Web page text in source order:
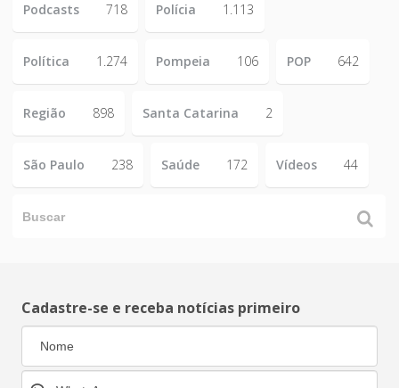
Podcasts
718 Polícia 1.113
Política 1.274 Pompeia 106 POP 642
Região 898 Santa Catarina 2
São Paulo 238 Saúde 172 Vídeos 44
Cadastre-se e receba notícias primeiro